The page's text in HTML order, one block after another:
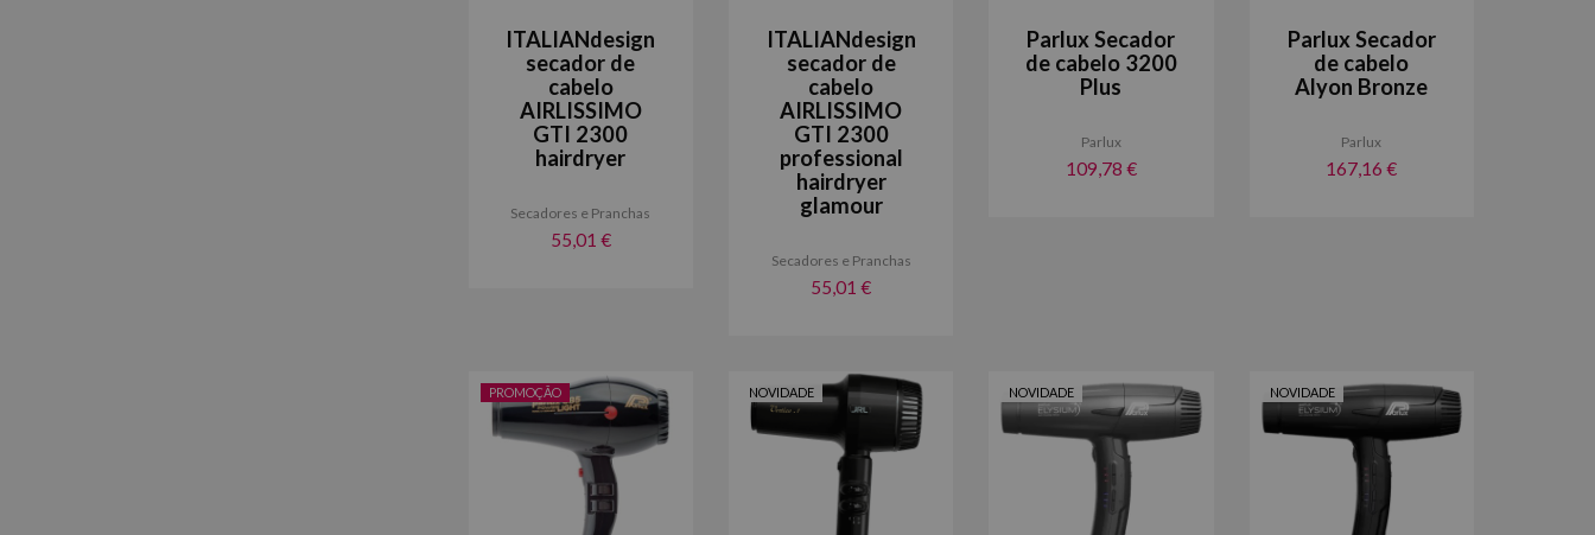
ITALIANdesign
secador de
cabelo
AIRLISSIMO
GTI 2300
hairdryer
Secadores e Pranchas
55,01 €
ITALIANdesign
secador de
cabelo
AIRLISSIMO
GTI 2300
professional
hairdryer
glamour
Secadores e Pranchas
55,01 €
Parlux Secador
de cabelo 3200
Plus
Parlux
109,78 €
Parlux Secador
de cabelo
Alyon Bronze
Parlux
167,16 €
PROMOÇÃO NOVIDADE NOVIDADE NOVIDADE